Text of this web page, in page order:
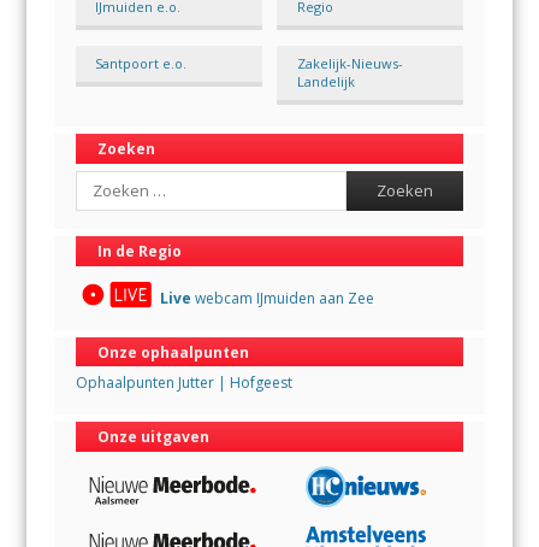
IJmuiden e.o. Regio
Santpoort e.o.
Zakelijk-Nieuws-
Landelijk
Zoeken
Search
In de Regio
Live webcam IJmuiden aan Zee
Onze ophaalpunten
Ophaalpunten Jutter | Hofgeest
Onze uitgaven